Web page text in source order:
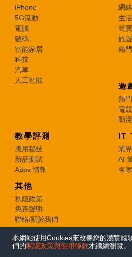
iPhone
5G流動
電腦
數碼
智能家居
科技
汽車
人工智能
網
生
筍
旅
熱
遊
熱
電
動
教學評測
應用秘技
新品測試
Apps 情報
IT
業
AI
名
其他
私隱政策
免責聲明
聯絡/關於我們
© 2026 e-zone. All Rights
本網站使用Cookies來改善您的瀏覽體
們的私隱政策與使用條款才繼續瀏覽。